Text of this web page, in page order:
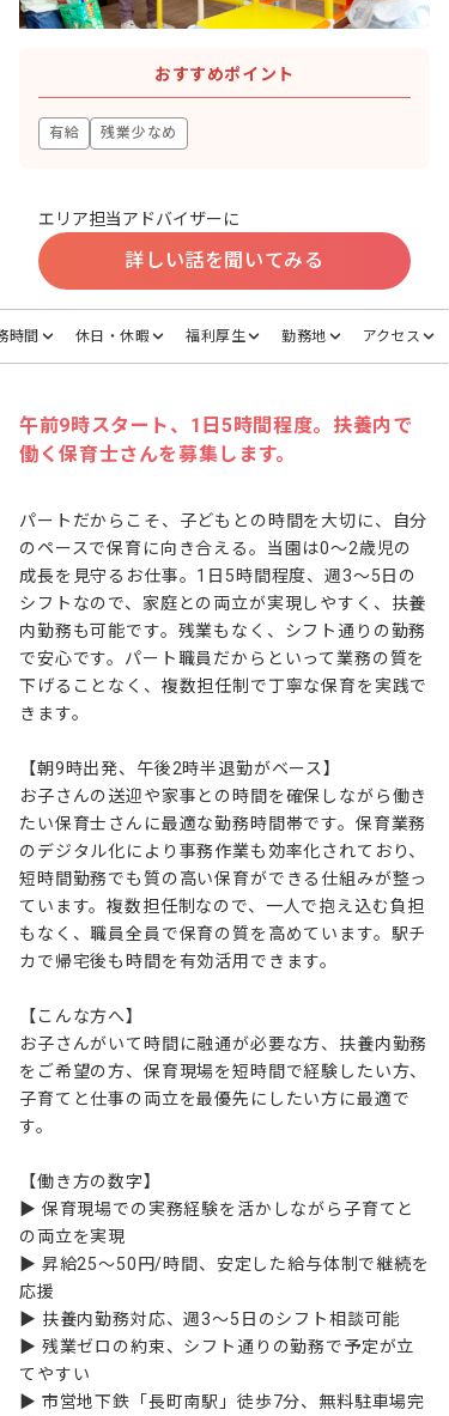
おすすめポイント
有給 残業少なめ
エリア担当アドバイザーに
詳しい話を聞いてみる
時間 休日・休暇 福利厚生 勤務地 アクセス
午前9時スタート、1日5時間程度。扶養内で
働く保育士さんを募集します。
パートだからこそ、子どもとの時間を大切に、自分
のペースで保育に向き合える。当園は0～2歳児の
成長を見守るお仕事。1日5時間程度、週3～5日の
シフトなので、家庭との両立が実現しやすく、扶養
内勤務も可能です。残業もなく、シフト通りの勤務
で安心です。パート職員だからといって業務の質を
下げることなく、複数担任制で丁寧な保育を実践で
きます。
【朝9時出発、午後2時半退勤がベース】
お子さんの送迎や家事との時間を確保しながら働き
たい保育士さんに最適な勤務時間帯です。保育業務
のデジタル化により事務作業も効率化されており、
短時間勤務でも質の高い保育ができる仕組みが整っ
ています。複数担任制なので、一人で抱え込む負担
もなく、職員全員で保育の質を高めています。駅チ
カで帰宅後も時間を有効活用できます。
【こんな方へ】
お子さんがいて時間に融通が必要な方、扶養内勤務
をご希望の方、保育現場を短時間で経験したい方、
子育てと仕事の両立を最優先にしたい方に最適で
す。
【働き方の数字】
▶ 保育現場での実務経験を活かしながら子育てと
の両立を実現
▶ 昇給25～50円/時間、安定した給与体制で継続を
応援
▶ 扶養内勤務対応、週3～5日のシフト相談可能
▶ 残業ゼロの約束、シフト通りの勤務で予定が立
てやすい
▶ 市営地下鉄「長町南駅」徒歩7分、無料駐車場完